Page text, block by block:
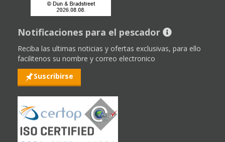
Notificaciones para el pescador
Reciba las ultimas noticias y ofertas exclusivas, para ello
facilitenos su nombre y correo electronico
Suscribirse